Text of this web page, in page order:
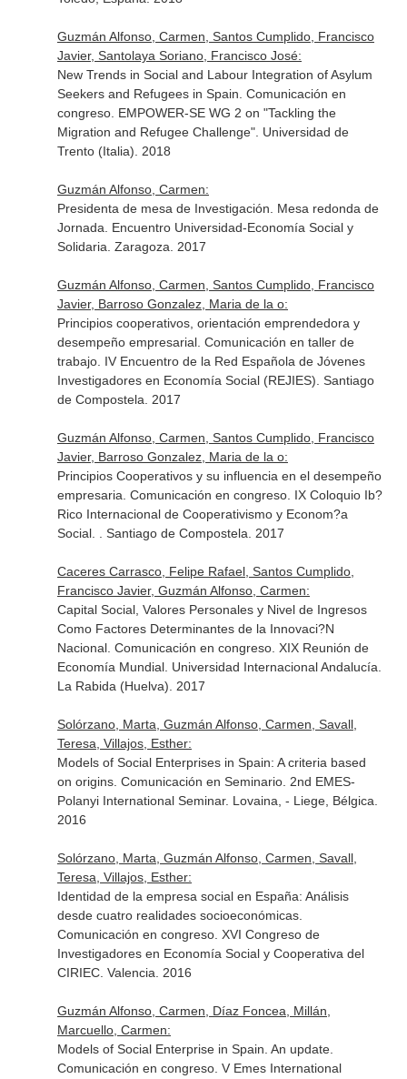
Guzmán Alfonso, Carmen, Santos Cumplido, Francisco
Javier, Santolaya Soriano, Francisco José:
New Trends in Social and Labour Integration of Asylum
Seekers and Refugees in Spain. Comunicación en
congreso. EMPOWER-SE WG 2 on "Tackling the
Migration and Refugee Challenge". Universidad de
Trento (Italia). 2018
Guzmán Alfonso, Carmen:
Presidenta de mesa de Investigación. Mesa redonda de
Jornada. Encuentro Universidad-Economía Social y
Solidaria. Zaragoza. 2017
Guzmán Alfonso, Carmen, Santos Cumplido, Francisco
Javier, Barroso Gonzalez, Maria de la o:
Principios cooperativos, orientación emprendedora y
desempeño empresarial. Comunicación en taller de
trabajo. IV Encuentro de la Red Española de Jóvenes
Investigadores en Economía Social (REJIES). Santiago
de Compostela. 2017
Guzmán Alfonso, Carmen, Santos Cumplido, Francisco
Javier, Barroso Gonzalez, Maria de la o:
Principios Cooperativos y su influencia en el desempeño
empresaria. Comunicación en congreso. IX Coloquio Ib?
Rico Internacional de Cooperativismo y Econom?a
Social. . Santiago de Compostela. 2017
Caceres Carrasco, Felipe Rafael, Santos Cumplido,
Francisco Javier, Guzmán Alfonso, Carmen:
Capital Social, Valores Personales y Nivel de Ingresos
Como Factores Determinantes de la Innovaci?N
Nacional. Comunicación en congreso. XIX Reunión de
Economía Mundial. Universidad Internacional Andalucía.
La Rabida (Huelva). 2017
Solórzano, Marta, Guzmán Alfonso, Carmen, Savall,
Teresa, Villajos, Esther:
Models of Social Enterprises in Spain: A criteria based
on origins. Comunicación en Seminario. 2nd EMES-
Polanyi International Seminar. Lovaina, - Liege, Bélgica.
2016
Solórzano, Marta, Guzmán Alfonso, Carmen, Savall,
Teresa, Villajos, Esther:
Identidad de la empresa social en España: Análisis
desde cuatro realidades socioeconómicas.
Comunicación en congreso. XVI Congreso de
Investigadores en Economía Social y Cooperativa del
CIRIEC. Valencia. 2016
Guzmán Alfonso, Carmen, Díaz Foncea, Millán,
Marcuello, Carmen:
Models of Social Enterprise in Spain. An update.
Comunicación en congreso. V Emes International